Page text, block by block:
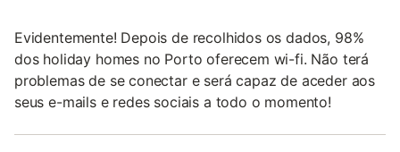
Evidentemente! Depois de recolhidos os dados, 98%
dos holiday homes no Porto oferecem wi-fi. Não terá
problemas de se conectar e será capaz de aceder aos
seus e-mails e redes sociais a todo o momento!